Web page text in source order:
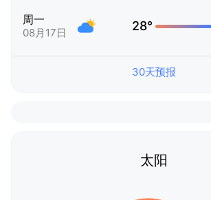
周一
08月17日 28°
30天预报
太阳